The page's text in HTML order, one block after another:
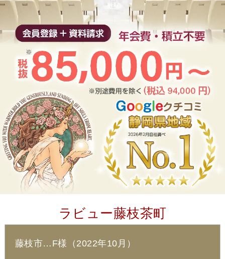
ラビュー藤枝茶町
藤枝市…F様（2022年10月）